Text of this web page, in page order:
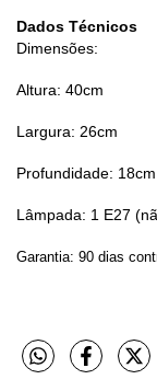
Dados Técnicos
Dimensões:
Altura: 40cm
Largura: 26cm
Profundidade: 18cm
Lâmpada: 1 E27
Garantia: 90 dias